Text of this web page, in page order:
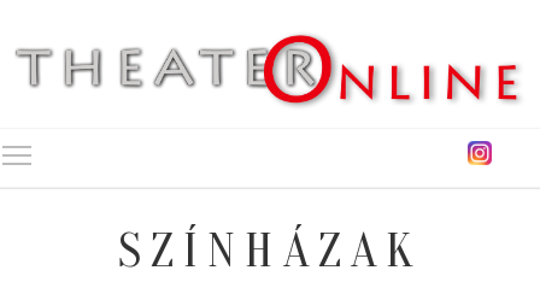
SZÍNHÁZAK